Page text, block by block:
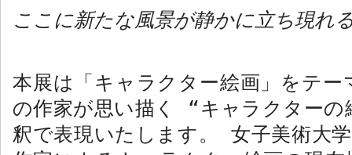
ここに新たな風景が静かに立ち現れ
本展は「キャラクター絵画」をテ
の作家が思い描く “キャラクター
釈で表現いたします。女子美術大